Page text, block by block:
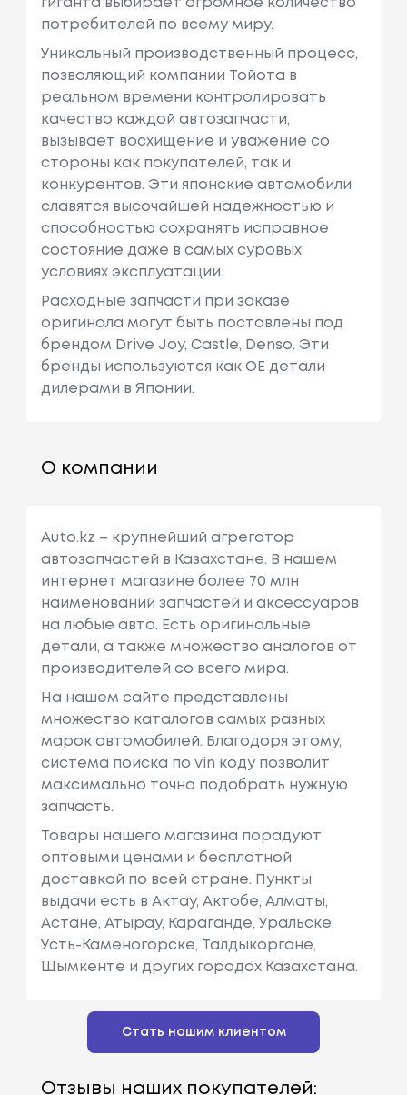
гиганта выбирает огромное количество
потребителей по всему миру.
Уникальный производственный процесс,
позволяющий компании Тойота в
реальном времени контролировать
качество каждой автозапчасти,
вызывает восхищение и уважение со
стороны как покупателей, так и
конкурентов. Эти японские автомобили
славятся высочайшей надежностью и
способностью сохранять исправное
состояние даже в самых суровых
условиях эксплуатации.
Расходные запчасти при заказе
оригинала могут быть поставлены под
брендом Drive Joy, Castle, Denso. Эти
бренды используются как ОЕ детали
дилерами в Японии.
О компании
Auto.kz – крупнейший агрегатор
автозапчастей в Казахстане. В нашем
интернет магазине более 70 млн
наименований запчастей и аксессуаров
на любые авто. Есть оригинальные
детали, а также множество аналогов от
производителей со всего мира.
На нашем сайте представлены
множество каталогов самых разных
марок автомобилей. Благодоря этому,
система поиска по vin коду позволит
максимально точно подобрать нужную
запчасть.
Товары нашего магазина порадуют
оптовыми ценами и бесплатной
доставкой по всей стране. Пункты
выдачи есть в Актау, Актобе, Алматы,
Астане, Атырау, Караганде, Уральске,
Усть-Каменогорске, Талдыкоргане,
Шымкенте и других городах Казахстана.
Стать нашим клиентом
Отзывы наших покупателей: